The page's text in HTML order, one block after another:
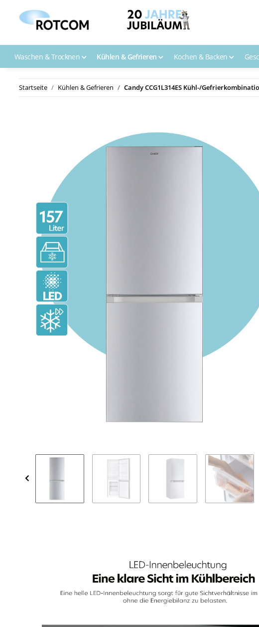
Waschen & Trocknen Kühlen & Gefrieren Kochen & Backen
Startseite Kühlen & Gefrieren Candy CCG1L314ES Kühl-/